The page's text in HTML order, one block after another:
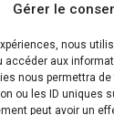
Gérer le
nous
aux
nous permettra
ou les ID uniques
peut avoir un